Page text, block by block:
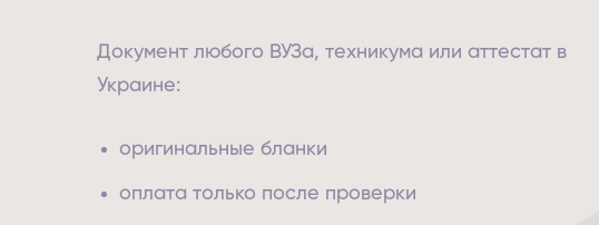
Документ любого ВУЗа, техникума или аттестат в
Украине:
оригинальные бланки
оплата только после проверки